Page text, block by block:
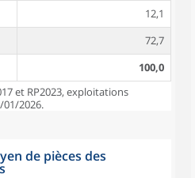
12,1
72,7
100,0
et RP2023, exploitations
01/2026.
de pièces des